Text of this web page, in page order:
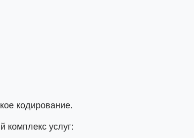
кодирование.
комплекс услуг: